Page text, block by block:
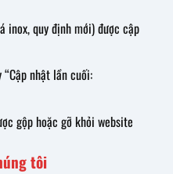
quy định mới) được cập
nhật lần cuối:
gộp hoặc gỡ khỏi website
tôi